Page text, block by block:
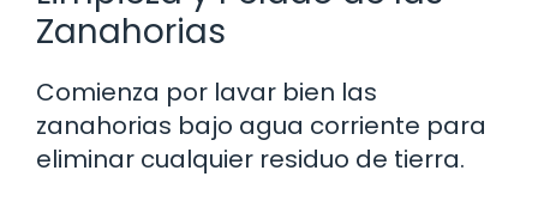
Zanahorias
Comienza por lavar bien las
zanahorias bajo agua corriente para
eliminar cualquier residuo de tierra.